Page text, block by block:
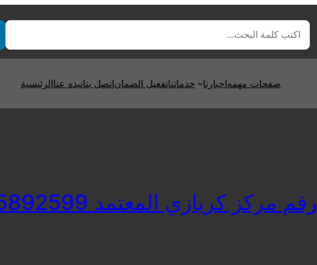
الرئيسيةنبذه عنااتصل بناتفعيل الضمانخدماتنا اخبارناصفحات مهمه
رقم مركز كريازي المعتمد 01125892599